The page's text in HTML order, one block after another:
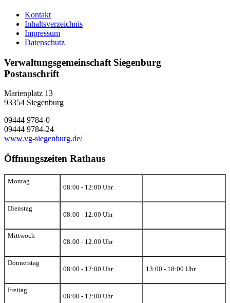
Kontakt
Inhaltsverzeichnis
Impressum
Datenschutz
Verwaltungsgemeinschaft Siegenburg
Postanschrift
Marienplatz 13
93354 Siegenburg
09444 9784-0
09444 9784-24
www.vg-siegenburg.de/
Öffnungszeiten Rathaus
Montag
08:00 - 12:00 Uhr
Dienstag
08:00 - 12:00 Uhr
Mittwoch
08:00 - 12:00 Uhr
Donnerstag
08:00 - 12:00 Uhr
13:00 - 18:00 Uhr
Freitag
08:00 - 12:00 Uhr